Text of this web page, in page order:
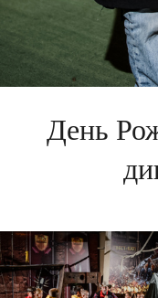
День